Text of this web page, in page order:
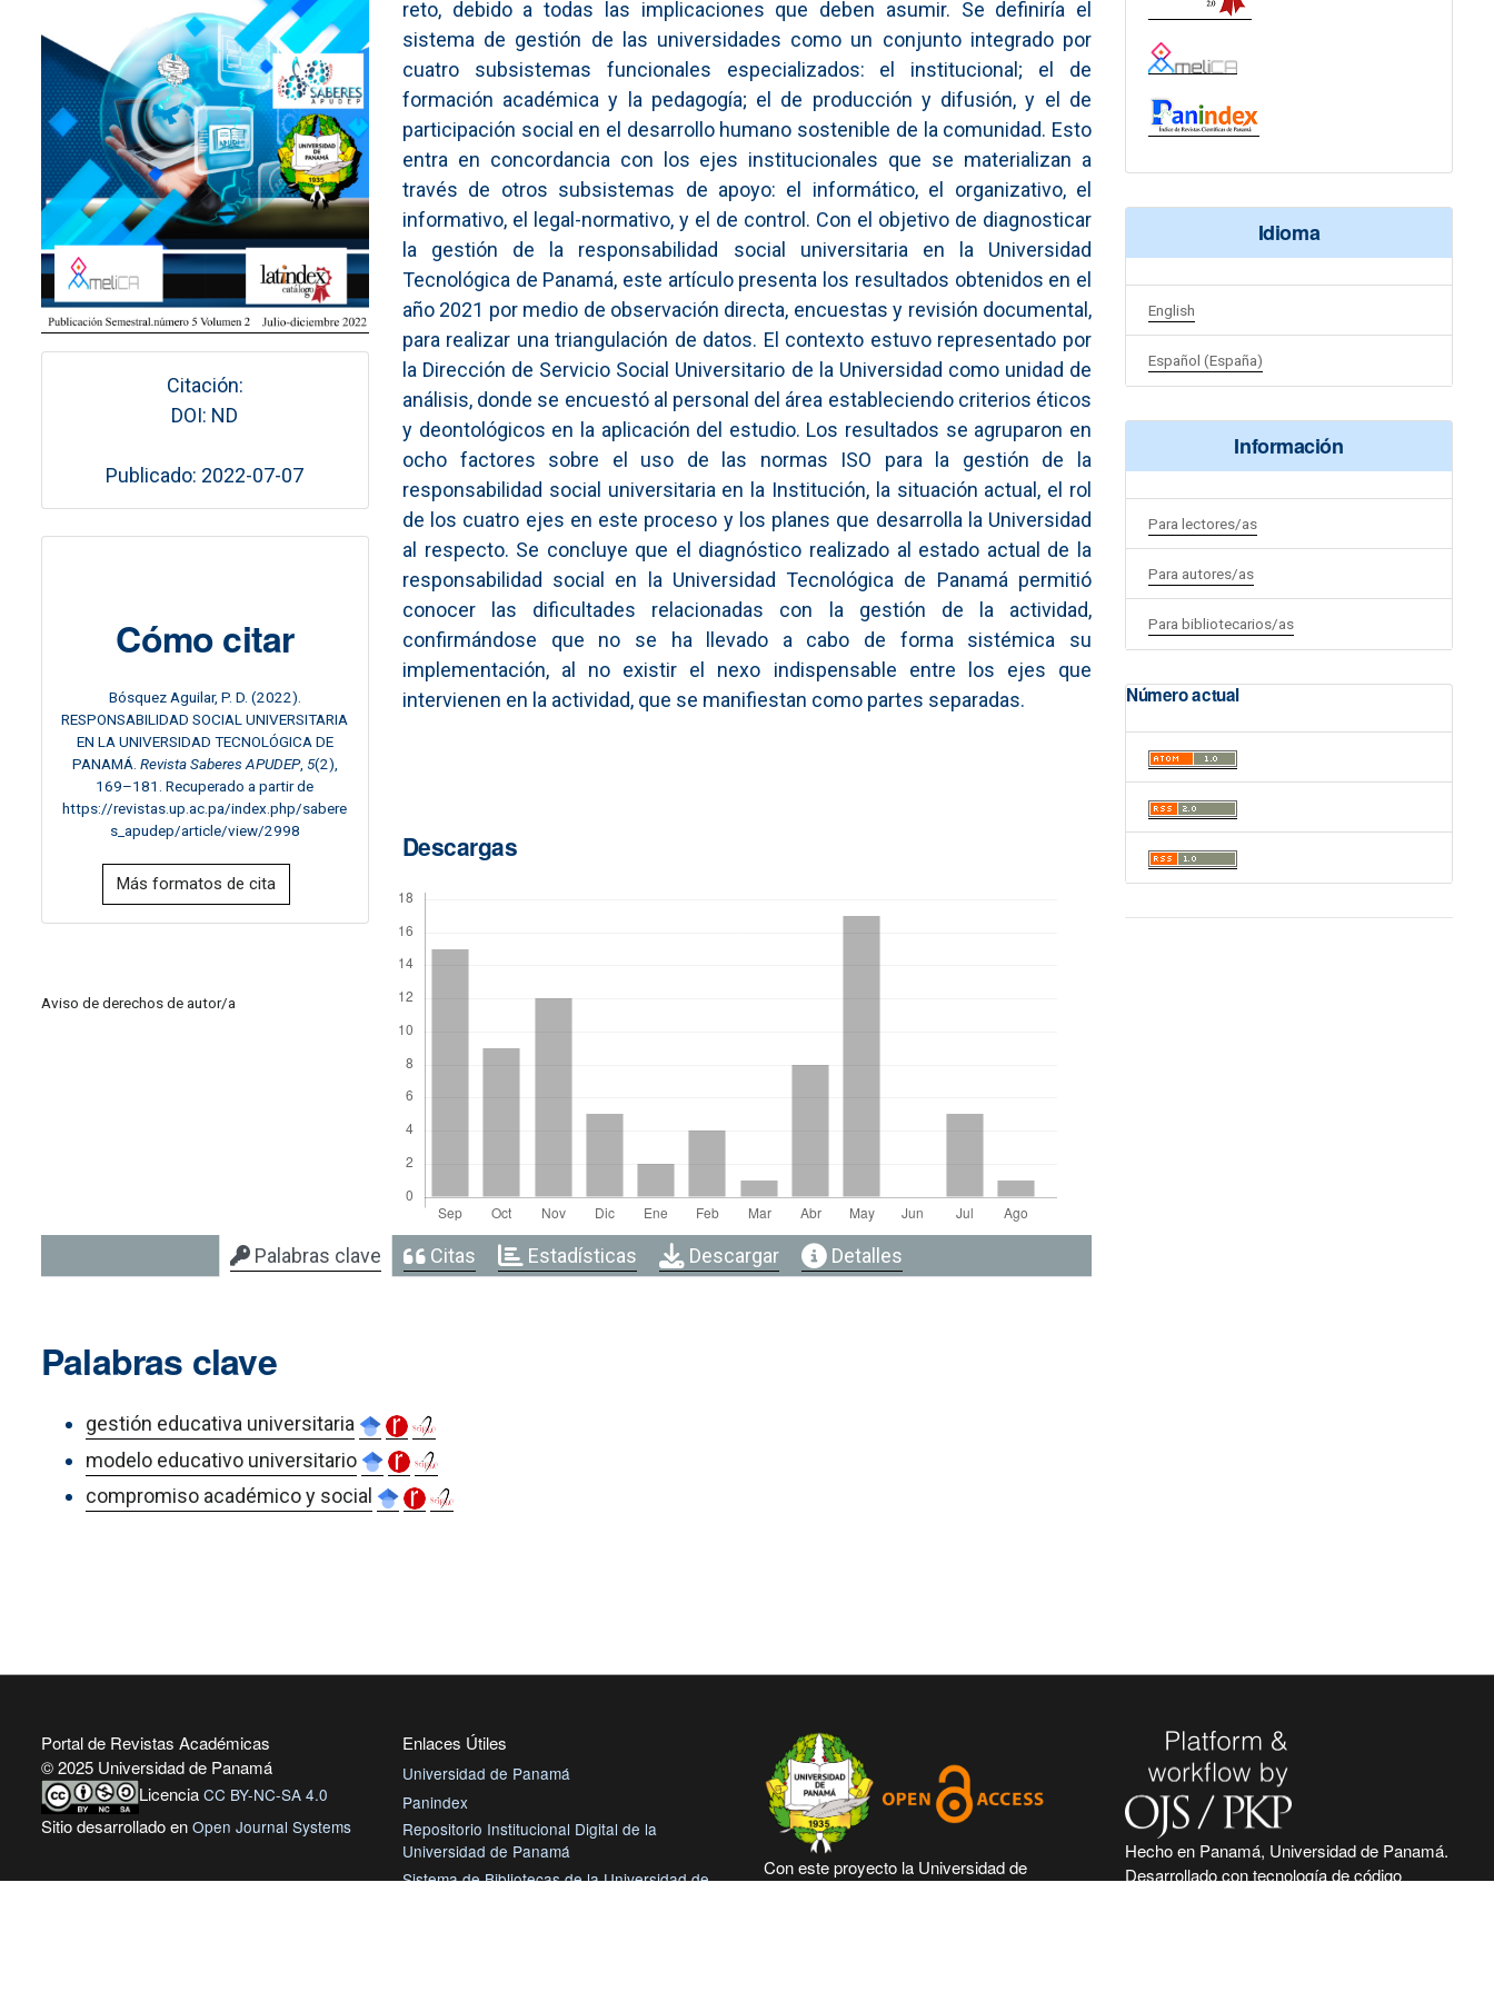
Citación:
DOI: ND
Publicado: 2022-07-07
Cómo citar
Bósquez Aguilar, P. D. (2022).
RESPONSABILIDAD SOCIAL UNIVERSITARIA
EN LA UNIVERSIDAD TECNOLÓGICA DE
PANAMÁ. Revista Saberes APUDEP, 5(2),
169–181. Recuperado a partir de
https://revistas.up.ac.pa/index.php/sabere
s_apudep/article/view/2998
Más formatos de cita
Aviso de derechos de autor/a
reto, debido a todas las implicaciones que deben asumir. Se definiría el
sistema de gestión de las universidades como un conjunto integrado por
cuatro subsistemas funcionales especializados: el institucional; el de
formación académica y la pedagogía; el de producción y difusión, y el de
participación social en el desarrollo humano sostenible de la comunidad. Esto
entra en concordancia con los ejes institucionales que se materializan a
través de otros subsistemas de apoyo: el informático, el organizativo, el
informativo, el legal-normativo, y el de control. Con el objetivo de diagnosticar
la gestión de la responsabilidad social universitaria en la Universidad
Tecnológica de Panamá, este artículo presenta los resultados obtenidos en el
año 2021 por medio de observación directa, encuestas y revisión documental,
para realizar una triangulación de datos. El contexto estuvo representado por
la Dirección de Servicio Social Universitario de la Universidad como unidad de
análisis, donde se encuestó al personal del área estableciendo criterios éticos
y deontológicos en la aplicación del estudio. Los resultados se agruparon en
ocho factores sobre el uso de las normas ISO para la gestión de la
responsabilidad social universitaria en la Institución, la situación actual, el rol
de los cuatro ejes en este proceso y los planes que desarrolla la Universidad
al respecto. Se concluye que el diagnóstico realizado al estado actual de la
responsabilidad social en la Universidad Tecnológica de Panamá permitió
conocer las dificultades relacionadas con la gestión de la actividad,
confirmándose que no se ha llevado a cabo de forma sistémica su
implementación, al no existir el nexo indispensable entre los ejes que
intervienen en la actividad, que se manifiestan como partes separadas.
Descargas
Palabras clave Citas Estadísticas Descargar Detalles
Palabras clave
gestión educativa universitaria
modelo educativo universitario
compromiso académico y social
Idioma
English
Español (España)
Información
Para lectores/as
Para autores/as
Para bibliotecarios/as
Número actual
Portal de Revistas Académicas
© 2025 Universidad de Panamá
Licencia CC BY-NC-SA 4.0
Sitio desarrollado en Open Journal Systems
Enlaces Útiles
Universidad de Panamá
Panindex
Repositorio Institucional Digital de la
Universidad de Panamá
Sistema de Bibliotecas de la Universidad de
Con este proyecto la Universidad de
Hecho en Panamá, Universidad de Panamá.
Desarrollado con tecnología de código